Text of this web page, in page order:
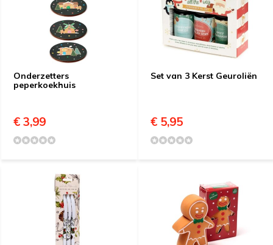
Onderzetters
peperkoekhuis
€ 3,99
Set van 3 Kerst Geuroliën
€ 5,95